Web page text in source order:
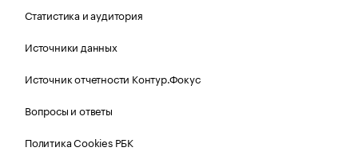
Статистика и аудитория
Источники данных
Источник отчетности Контур.Фокус
Вопросы и ответы
Политика Cookies РБК